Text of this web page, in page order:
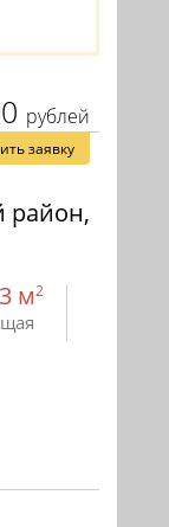
рублей
заявку
район,
м2